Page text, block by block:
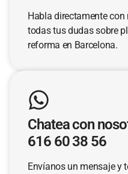
Habla directamente con
todas tus dudas sobre
reforma en Barcelona.
Chatea con
616 60 38 56
Envíanos un mensaje y